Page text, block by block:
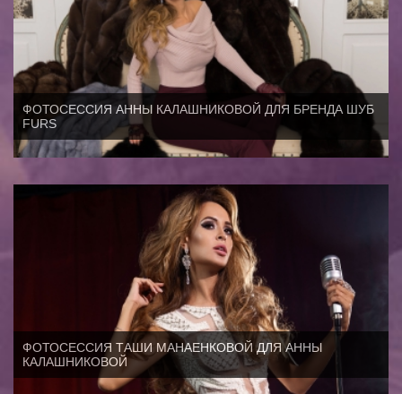
ФОТОСЕССИЯ АННЫ КАЛАШНИКОВОЙ ДЛЯ БРЕНДА ШУБ
FURS
ФОТОСЕССИЯ ТАШИ МАНАЕНКОВОЙ ДЛЯ АННЫ
КАЛАШНИКОВОЙ